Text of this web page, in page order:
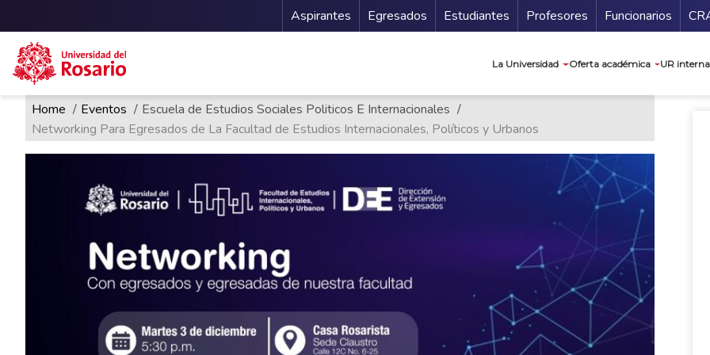
Pasar al contenido principal
Menu Secundario
Aspirantes Egresados Estudiantes Profesores Funcionarios
La Universidad Oferta académica UR
Ruta de navegación
Home Eventos
Escuela de Estudios Sociales Politicos E Internacionales
Networking Para Egresados de La Facultad de Estudios Internacionales, Políticos y Urbanos